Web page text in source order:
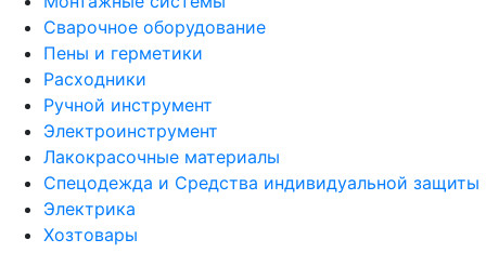
Сварочное оборудование
Пены и герметики
Расходники
Ручной инструмент
Электроинструмент
Лакокрасочные материалы
Спецодежда и Средства индивидуальной защиты
Электрика
Хозтовары